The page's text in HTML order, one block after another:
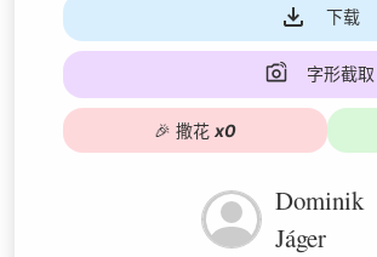
下载
字形截取
🎉 撒花 x0
Dominik
Jáger